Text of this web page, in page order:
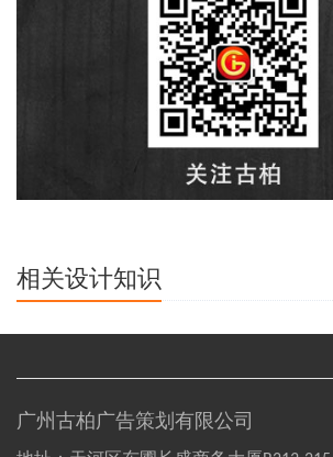
相关设计知识
广州古柏广告策划有限公司